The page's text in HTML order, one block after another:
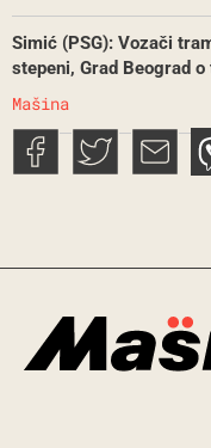
Simić (PSG): Vozači
stepeni, Grad Beograd
Mašina